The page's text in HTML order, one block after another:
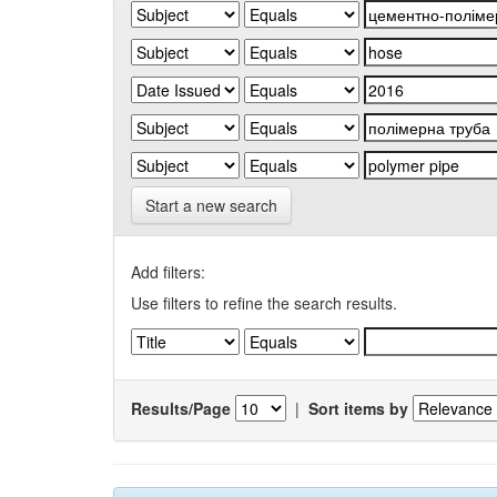
Start a new search
Add filters:
Use filters to refine the search results.
Results/Page | Sort items by